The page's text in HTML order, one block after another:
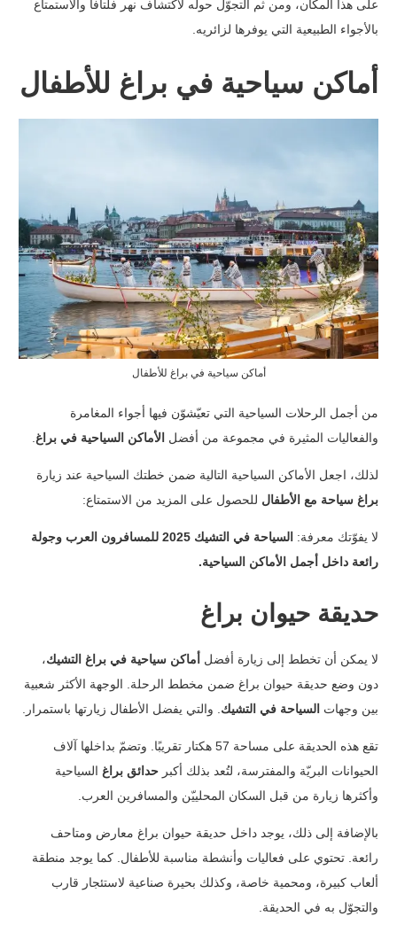
على هذا المكان، ومن ثم التجوّل حوله لاكتشاف نهر فلتافا والاستمتاع
بالأجواء الطبيعية التي يوفرها لزائريه.
أماكن سياحية في براغ للأطفال
أماكن سياحية في براغ للأطفال
من أجمل الرحلات السياحية التي تعيّشوّن فيها أجواء المغامرة
والفعاليات المثيرة في مجموعة من أفضل الأماكن السياحية في براغ
لذلك، اجعل الأماكن السياحية التالية ضمن خطتك السياحية عند زيارة
براغ سياحة مع الأطفال للحصول على المزيد من الاستمتاع:
لا يفوّتك معرفة:
السياحة في التشيك 2025 للمسافرون العرب وجولة
رائعة داخل أجمل الأماكن السياحية.
حديقة حيوان براغ
لا يمكن أن تخطط إلى زيارة أفضل أماكن سياحية في براغ التشيك،
دون وضع حديقة حيوان براغ ضمن مخطط الرحلة. الوجهة الأكثر شعبية
بين وجهات السياحة في التشيك . والتي يفضل الأطفال زيارتها باستمرار.
تقع هذه الحديقة على مساحة 57 هكتار تقريبًا. وتضمّ بداخلها آلاف
الحيوانات البريّة والمفترسة، لتُعد بذلك أكبر حدائق براغ السياحية
وأكثرها زيارة من قبل السكان المحلييّن والمسافرين العرب.
بالإضافة إلى ذلك، يوجد داخل حديقة حيوان براغ معارض ومتاحف
رائعة. تحتوي على فعاليات وأنشطة مناسبة للأطفال. كما يوجد منطقة
ألعاب كبيرة، ومحمية خاصة، وكذلك بحيرة صناعية لاستئجار قارب
والتجوّل به في الحديقة.